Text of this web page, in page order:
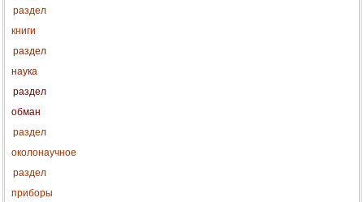
раздел
книги
раздел
наука
раздел
обман
раздел
околонаучное
раздел
приборы